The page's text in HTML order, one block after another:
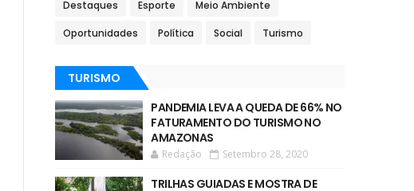
Destaques Esporte Meio Ambiente
Oportunidades Política Social Turismo
TURISMO
PANDEMIA LEVA A QUEDA DE 66% NO
FATURAMENTO DO TURISMO NO
AMAZONAS
Redação Setembro 28, 2020
TRILHAS GUIADAS E MOSTRA DE